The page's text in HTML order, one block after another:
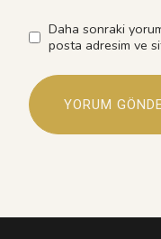
Daha sonraki
posta adresim ve